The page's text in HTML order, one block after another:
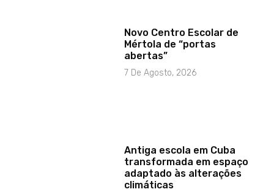
Novo Centro Escolar de
Mértola de “portas
abertas”
7 De Agosto, 2026
Antiga escola em Cuba
transformada em espaço
adaptado às alterações
climáticas